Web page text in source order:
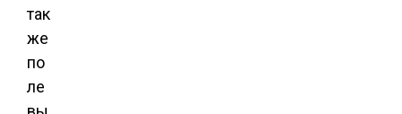
так
же
по
ле